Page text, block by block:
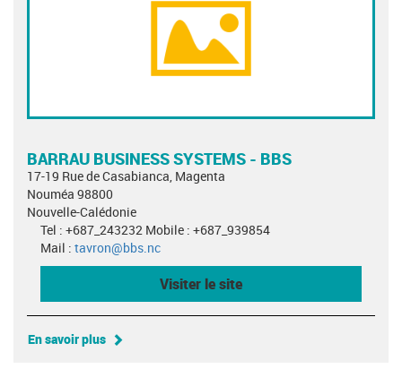
BARRAU BUSINESS SYSTEMS - BBS
17-19 Rue de Casabianca, Magenta
Nouméa 98800
Nouvelle-Calédonie
Tel : +687_243232 Mobile : +687_939854
Mail : tavron@bbs.nc
Visiter le site
En savoir plus